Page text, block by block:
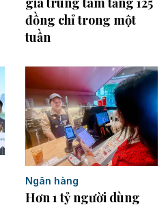
đồng chỉ trong một
tuần
Ngân hàng
Hơn 1 tỷ người dùng